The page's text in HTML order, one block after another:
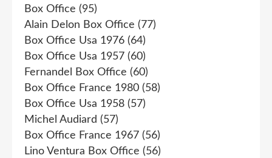
Box Office (95)
Alain Delon Box Office (77)
Box Office Usa 1976 (64)
Box Office Usa 1957 (60)
Fernandel Box Office (60)
Box Office France 1980 (58)
Box Office Usa 1958 (57)
Michel Audiard (57)
Box Office France 1967 (56)
Lino Ventura Box Office (56)